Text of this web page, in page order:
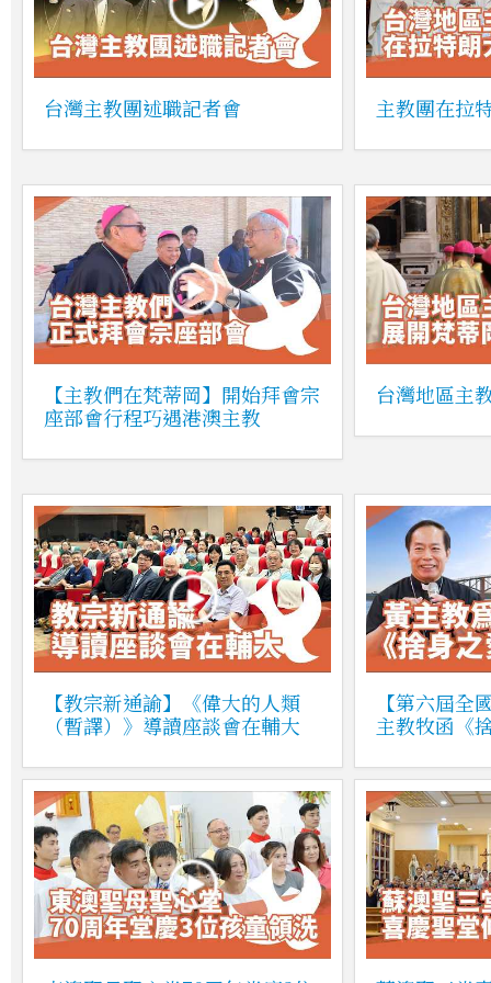
台灣主教團述職記者會 主教團在拉
【主教們在梵蒂岡】開始拜會宗
座部會行程巧遇港澳主教
台灣地區主
【教宗新通諭】《偉大的人類
（暫譯）》導讀座談會在輔大
【第六屆全
主教牧函《